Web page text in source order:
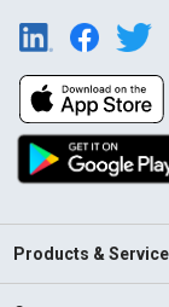
Products &